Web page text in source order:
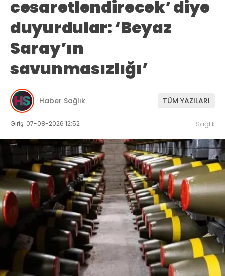
cesaretlendirecek’ diye
duyurdular: ‘Beyaz
Saray’ın
savunmasızlığı’
Haber Sağlık TÜM YAZILARI
Giriş: 07-08-2026 12:52 Sağlık